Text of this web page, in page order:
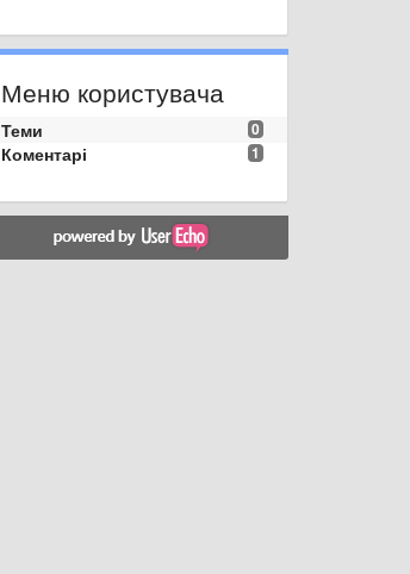
Меню користувача
0
Теми
1
Коментарі